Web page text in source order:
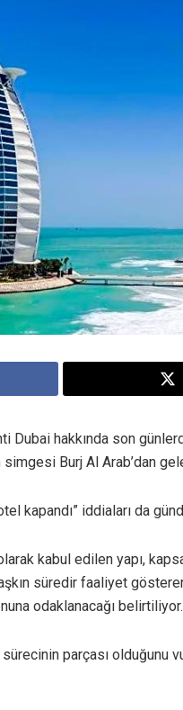
Dubai hakkında son
Burj Al Arab’dan
kapandı” iddiaları da
kabul edilen yapı,
aşkın süredir faaliyet
odaklanacağı belirtiliyor.
sürecinin parçası